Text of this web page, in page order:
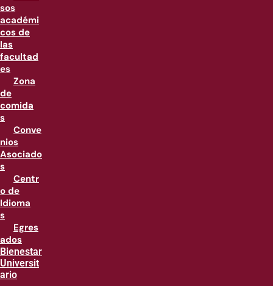
sos
académi
cos de
las
facultad
es
Zona
de
comida
s
Conve
nios
Asociado
s
Centr
o de
Idioma
s
Egres
ados
Bienestar
Universit
ario